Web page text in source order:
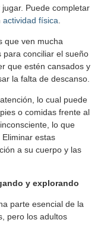
Puede completar
actividad física
que ven mucha
para conciliar el sueño
que estén cansados y
la falta de descanso.
lo cual puede
o comidas frente al
lo que
estas
a su cuerpo y las
y explorando
parte esencial de la
pero los adultos